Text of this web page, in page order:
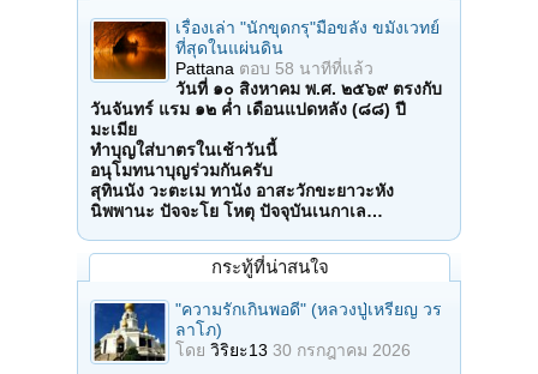
เรื่องเล่า "นักขุดกรุ"มือขลัง ขมังเวทย์
ที่สุดในแผ่นดิน
Pattana ตอบ 58 นาทีที่แล้ว
วันที่ ๑๐ สิงหาคม พ.ศ. ๒๕๖๙ ตรงกับ
วันจันทร์ แรม ๑๒ ค่ำ เดือนแปดหลัง (๘๘) ปี
มะเมีย
ทำบุญใส่บาตรในเช้าวันนี้
อนุโมทนาบุญร่วมกันครับ
สุทินนัง วะตะเม ทานัง อาสะวักขะยาวะหัง
นิพพานะ ปัจจะโย โหตุ ปัจจุบันเนกาเล…
กระทู้ที่น่าสนใจ
"ความรักเกินพอดี" (หลวงปู่เหรียญ วร
ลาโภ)
โดย วิริยะ13 30 กรกฎาคม 2026